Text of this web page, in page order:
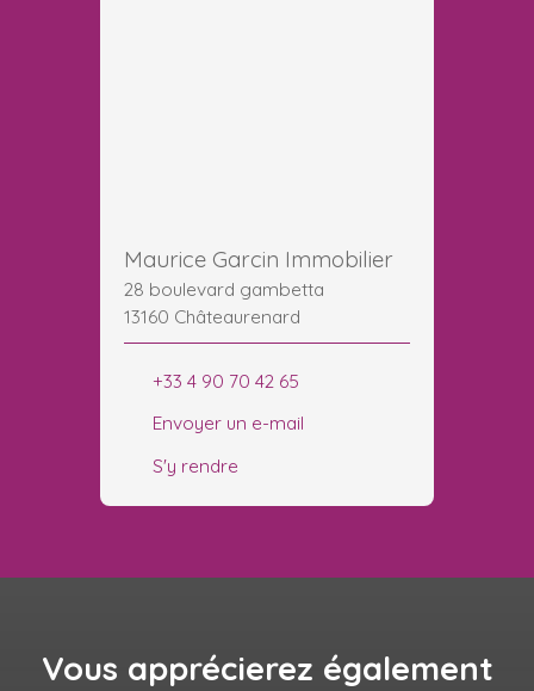
Maurice Garcin Immobilier
28 boulevard gambetta
13160 Châteaurenard
+33 4 90 70 42 65
Envoyer un e-mail
S'y rendre
Vous apprécierez également